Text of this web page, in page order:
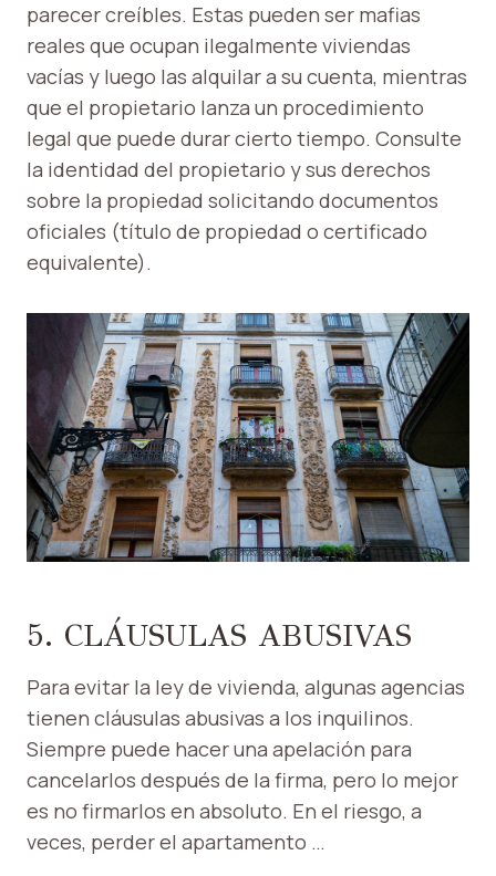
parecer creíbles. Estas pueden ser mafias
reales que ocupan ilegalmente viviendas
vacías y luego las alquilar a su cuenta, mientras
que el propietario lanza un procedimiento
legal que puede durar cierto tiempo. Consulte
la identidad del propietario y sus derechos
sobre la propiedad solicitando documentos
oficiales (título de propiedad o certificado
equivalente).
5. CLÁUSULAS ABUSIVAS
Para evitar la ley de vivienda, algunas agencias
tienen cláusulas abusivas a los inquilinos.
Siempre puede hacer una apelación para
cancelarlos después de la firma, pero lo mejor
es no firmarlos en absoluto. En el riesgo, a
veces, perder el apartamento …